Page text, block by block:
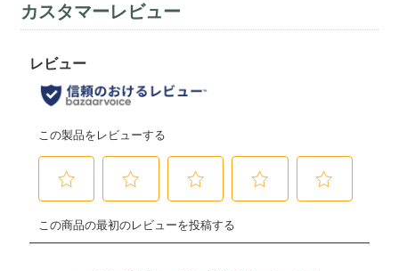
カスタマーレビュー